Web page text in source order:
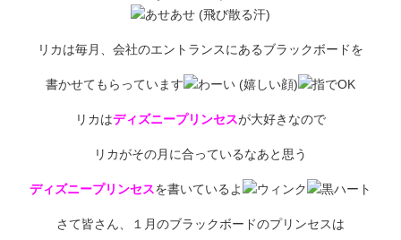
リカは毎月、会社のエントランスにあるブラックボードを
書かせてもらっています
リカはディズニープリンセスが大好きなので
リカがその月に合っているなあと思う
ディズニープリンセスを書いているよ
さて皆さん、１月のブラックボードのプリンセスは